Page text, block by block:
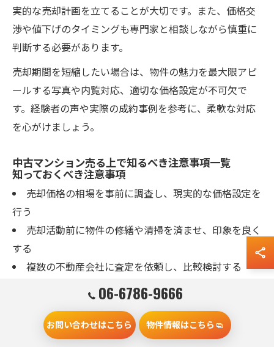
実的な売却計画を立てることが大切です。また、価格交
渉や値下げのタイミングも専門家と相談しながら慎重に
判断する必要があります。
売却期間を短縮したい場合は、物件の魅力を最大限アピ
ールする写真や内覧対応、適切な価格設定が不可欠で
す。経験者の声や実際の成約事例を参考に、柔軟な対応
を心がけましょう。
中古マンション売る上で知るべき注意事項一覧
知っておくべき注意事項
売却価格の相場を事前に調査し、現実的な価格設定を
行う
売却活動前に物件の修繕や清掃を済ませ、印象を良く
する
複数の不動産会社に査定を依頼し、比較検討する
売買契約や重要事項説明の内容は必ず確認し、疑問点
売却理由や物件の状態は正直に伝え、トラブルを未然
06-6786-9666
お問い合わせはこちら 物件情報はこちら